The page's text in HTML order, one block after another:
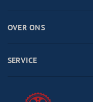
OVER ONS
SERVICE